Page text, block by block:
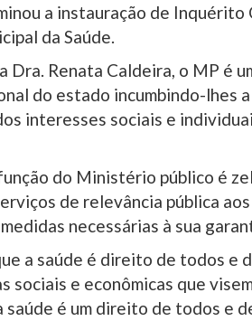
a instauração de
da Saúde.
Dra. Renata Caldeira, o MP é
do estado incumbindo-lhes
interesses sociais e
do Ministério público é
de relevância pública
necessárias à sua
a saúde é direito de todos e
sociais e econômicas que
saúde é um direito de todos e